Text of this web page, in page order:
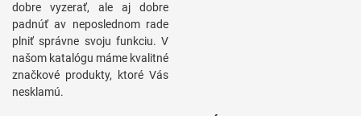
dobre vyzerať, ale aj dobre
padnúť av neposlednom rade
plniť správne svoju funkciu. V
našom katalógu máme kvalitné
značkové produkty, ktoré Vás
nesklamú.